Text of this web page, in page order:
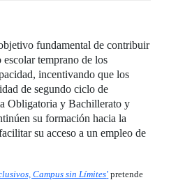
fundamental de contribuir
temprano de los
incentivando que los
de segundo ciclo de
Obligatoria y Bachillerato y
su formación hacia la
su acceso a un empleo de
Campus sin Límites’ pretende